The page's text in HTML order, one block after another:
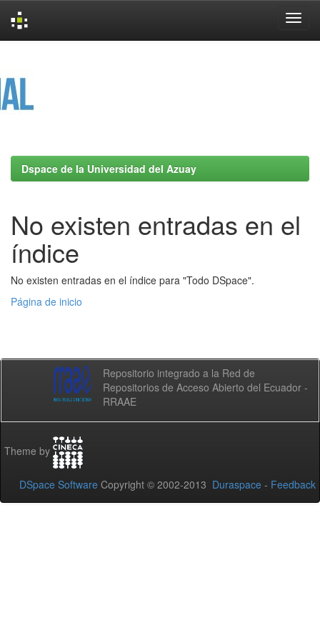
Dspace de la Universidad del Azuay
No existen entradas en el
índice
No existen entradas en el índice para "Todo DSpace".
Página de inicio
Repositorio integrado a la Red de
Repositorios de Acceso Abierto del Ecuador -
RRAAE
Theme by
DSpace Software Copyright © 2002-2013 Duraspace - Feedback